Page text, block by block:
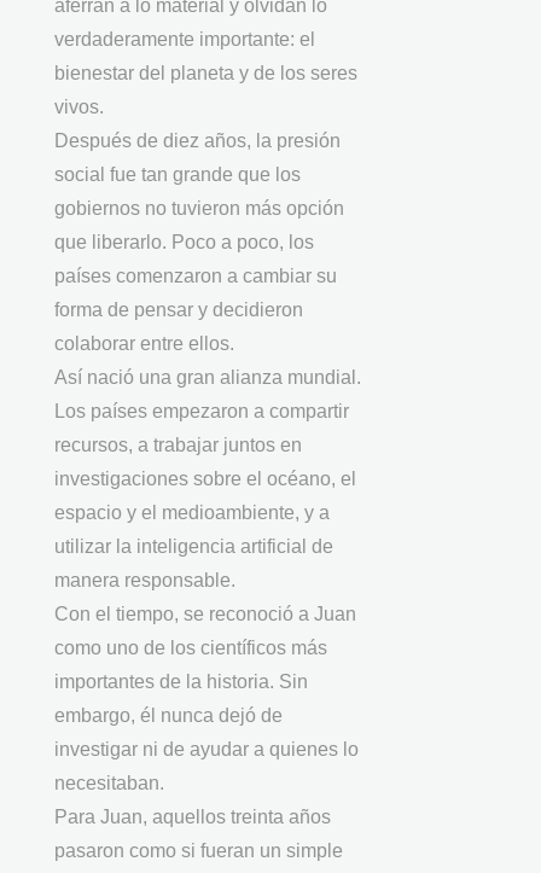
aferran a lo material y olvidan lo
verdaderamente importante: el
bienestar del planeta y de los seres
vivos.
Después de diez años, la presión
social fue tan grande que los
gobiernos no tuvieron más opción
que liberarlo. Poco a poco, los
países comenzaron a cambiar su
forma de pensar y decidieron
colaborar entre ellos.
Así nació una gran alianza mundial.
Los países empezaron a compartir
recursos, a trabajar juntos en
investigaciones sobre el océano, el
espacio y el medioambiente, y a
utilizar la inteligencia artificial de
manera responsable.
Con el tiempo, se reconoció a Juan
como uno de los científicos más
importantes de la historia. Sin
embargo, él nunca dejó de
investigar ni de ayudar a quienes lo
necesitaban.
Para Juan, aquellos treinta años
pasaron como si fueran un simple